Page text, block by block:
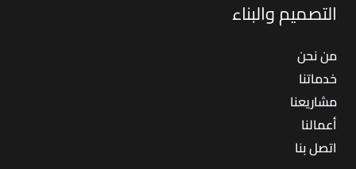
التصميم والبناء
من نحن
خدماتنا
مشاريعنا
أعمالنا
اتصل بنا